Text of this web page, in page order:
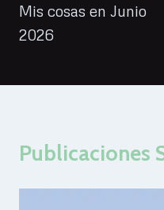
de
entradas
Mis cosas en Junio
2026
Publicaciones